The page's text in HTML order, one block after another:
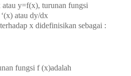
y=f(x), turunan fungsi
atau dy/dx
x didefinisikan sebagai :
fungsi f (x)adalah